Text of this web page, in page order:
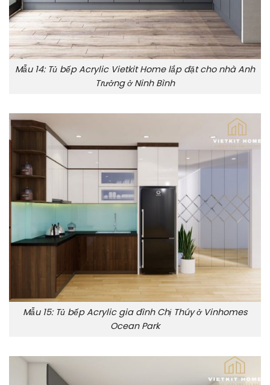
Mẫu 14: Tủ bếp Acrylic Vietkit Home lắp đặt cho nhà Anh
Trưởng ở Ninh Bình
Mẫu 15: Tủ bếp Acrylic gia đình Chị Thúy ở Vinhomes
Ocean Park